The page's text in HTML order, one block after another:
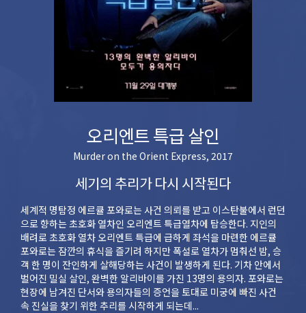
오리엔트 특급 살인
Murder on the Orient Express, 2017
세기의 추리가 다시 시작된다
세계적 명탐정 에르큘 포와로는 사건 의뢰를 받고 이스탄불에서 런던
으로 향하는 초호화 열차인 오리엔트 특급열차에 탑승한다. 지인의
배려로 초호화 열차 오리엔트 특급에 급하게 좌석을 마련한 에르큘
포와로는 잠깐의 휴식을 즐기려 하지만 폭설로 열차가 멈춰선 밤, 승
객 한 명이 잔인하게 살해당하는 사건이 발생하게 된다. 기차 안에서
벌어진 밀실 살인, 완벽한 알리바이를 가진 13명의 용의자. 포와로는
현장에 남겨진 단서와 용의자들의 증언을 토대로 미궁에 빠진 사건
속 진실을 찾기 위한 추리를 시작하게 되는데...